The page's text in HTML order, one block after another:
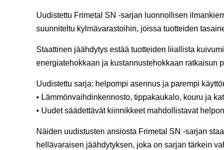
Uudistettu Frimetal SN -sarjan luonnollisen
suunniteltu kylmävarastoihin, joissa tuotteiden
Staattinen jäähdytys estää tuotteiden liiallista
energiatehokkaan ja kustannustehokkaan ratkaisun
Uudistettu sarja: helpompi asennus ja parempi
• Lämmönvaihdinkennosto, tippakaukalo, kouru ja
• Uudet säädettävät kiinnikkeet mahdollistavat
Näiden uudistusten ansiosta Frimetal SN -sarjan
hellävaraisen jäähdytyksen, joka on sarjan tärkein